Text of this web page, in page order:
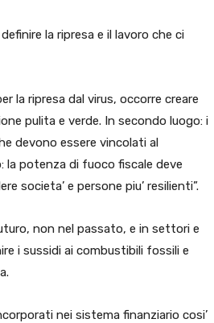
la ripresa e il lavoro che ci
la ripresa dal virus, occorre creare
pulita e verde. In secondo luogo: i
devono essere vincolati al
la potenza di fuoco fiscale deve
societa’ e persone piu’ resilienti”.
non nel passato, e in settori e
i sussidi ai combustibili fossili e
nei sistema finanziario cosi’